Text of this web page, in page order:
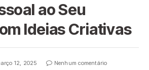
ao Seu
Ideias Criativas
12, 2025
Nenhum comentário